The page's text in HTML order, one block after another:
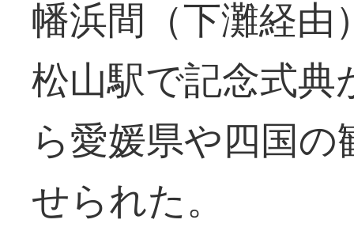
幡浜間（下灘経由
松山駅で記念式典
ら愛媛県や四国
せられた。